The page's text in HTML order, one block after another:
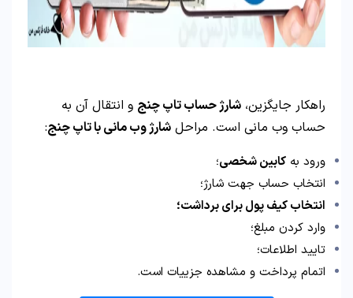
راهکار جایگزین، شارژ حساب تاپ چنج و انتقال آن به
حساب وب مانی است. مراحل شارژ وب مانی با تاپ چنج:
ورود به کابین شخصی؛
انتخاب حساب جهت شارژ؛
انتخاب کیف پول برای برداشت؛
وارد کردن مبلغ؛
تایید اطلاعات؛
اتمام پرداخت و مشاهده جزییات است.